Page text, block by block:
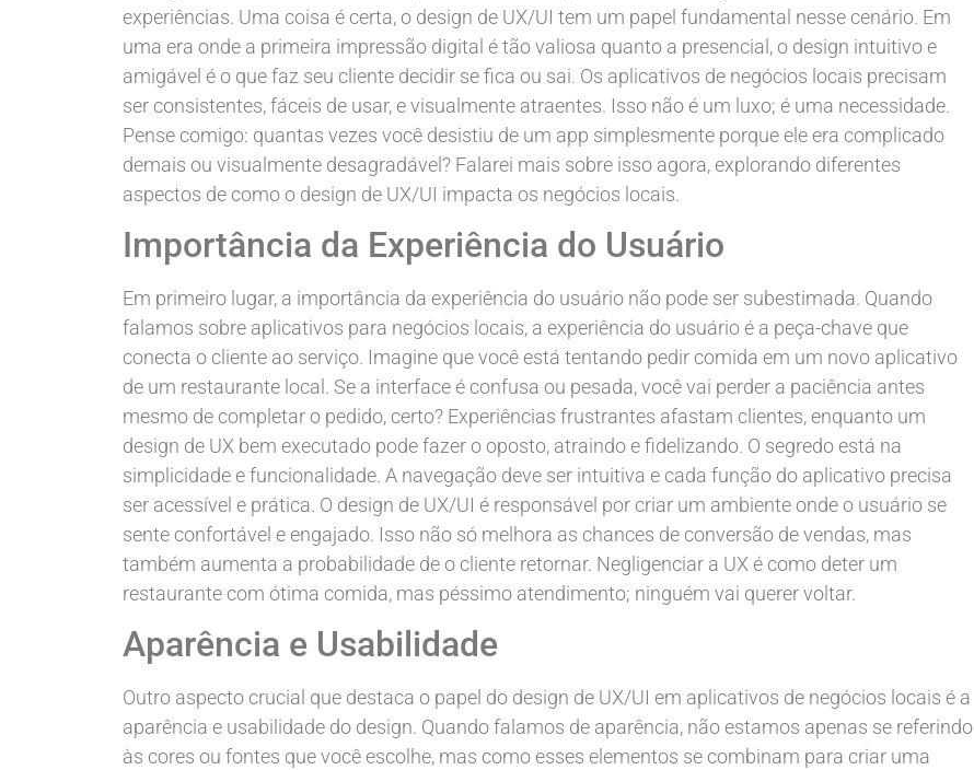
experiências. Uma coisa é certa, o design de UX/UI tem um papel fundamental nesse cenário. Em
uma era onde a primeira impressão digital é tão valiosa quanto a presencial, o design intuitivo e
amigável é o que faz seu cliente decidir se fica ou sai. Os aplicativos de negócios locais precisam
ser consistentes, fáceis de usar, e visualmente atraentes. Isso não é um luxo; é uma necessidade.
Pense comigo: quantas vezes você desistiu de um app simplesmente porque ele era complicado
demais ou visualmente desagradável? Falarei mais sobre isso agora, explorando diferentes
aspectos de como o design de UX/UI impacta os negócios locais.
Importância da Experiência do Usuário
Em primeiro lugar, a importância da experiência do usuário não pode ser subestimada. Quando
falamos sobre aplicativos para negócios locais, a experiência do usuário é a peça-chave que
conecta o cliente ao serviço. Imagine que você está tentando pedir comida em um novo aplicativo
de um restaurante local. Se a interface é confusa ou pesada, você vai perder a paciência antes
mesmo de completar o pedido, certo? Experiências frustrantes afastam clientes, enquanto um
design de UX bem executado pode fazer o oposto, atraindo e fidelizando. O segredo está na
simplicidade e funcionalidade. A navegação deve ser intuitiva e cada função do aplicativo precisa
ser acessível e prática. O design de UX/UI é responsável por criar um ambiente onde o usuário se
sente confortável e engajado. Isso não só melhora as chances de conversão de vendas, mas
também aumenta a probabilidade de o cliente retornar. Negligenciar a UX é como deter um
restaurante com ótima comida, mas péssimo atendimento; ninguém vai querer voltar.
Aparência e Usabilidade
Outro aspecto crucial que destaca o papel do design de UX/UI em aplicativos de negócios locais é a
aparência e usabilidade do design. Quando falamos de aparência, não estamos apenas se referindo
às cores ou fontes que você escolhe, mas como esses elementos se combinam para criar uma